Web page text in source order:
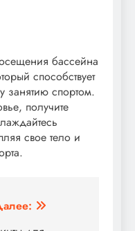
бассейна
способствует
занятию спортом.
получите
свое тело и